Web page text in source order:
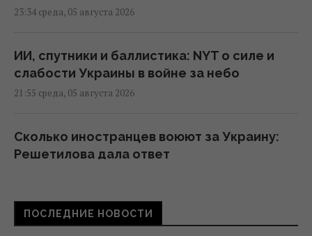
23:34 среда, 05 августа 2026
ИИ, спутники и баллистика: NYT о силе и
слабости Украины в войне за небо
21:55 среда, 05 августа 2026
Сколько иностранцев воюют за Украину:
Решетилова дала ответ
Зеленский допустил, что партнеры
ПОСЛЕДНИЕ НОВОСТИ